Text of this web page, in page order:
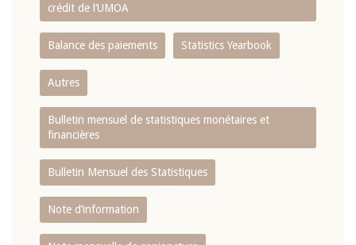
crédit de l‘UMOA
Balance des paiements Statistics Yearbook
Autres
Bulletin mensuel de statistiques monétaires et
financières
Bulletin Mensuel des Statistiques
Note d’information